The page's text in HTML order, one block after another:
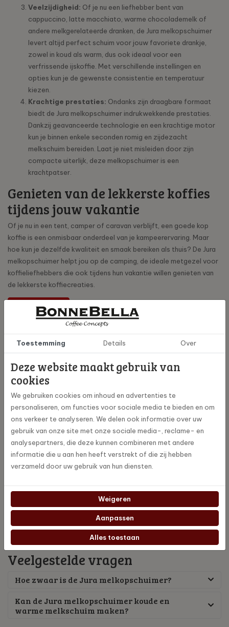
Veelzijdigheid: Of je nu een liefhebber bent van
cappuccino, latte macchiato, warme chocolademelk of
andere melkgerelateerde dranken, de Jura melkopschuimer
levert altijd perfect schuim voor jouw favoriete drankje,
zowel in koud als warm, dus ook ideaal voor een
verfrissende ijskoffie. Met verschillende instellingen en
opties kun je de gewenste consistentie en temperatuur
kiezen.
Krachtige prestaties: Ondanks zijn draagbare formaat
biedt de Jura melkopschuimer indrukwekkende prestaties.
Dankzij geavanceerde technologie en een krachtige motor
kun je binnen enkele seconden romig en zijdezacht
melkschuim bereiden. Laat je niet misleiden door zijn
compacte uiterlijk, deze melkopschuimer is een
krachtpatser.
Genieten van de lekkerste koffies
tijdens jouw vakantie
Of je nu in een tent, camper of caravan verblijft, een goede kop
koffie is een onmisbaar onderdeel van je kampeerervaring. Maar
hoe kun je dezelfde kwaliteit en smaak bereiken als thuis? De Jura
melkopschuimer helpt jou op de camping, de ideale metgezel voor
koffieliefhebbers die ook tijdens hun vakantie willen genieten van
de lekkerste koffiecreaties.
Bekijk product
Bericht delen
Interessant
Koffiemachine schoonmaken voor vakantie
Jura WE6 vs WE8
Dit kun je met de Jura Melkopschuimer maken
Veelgestelde vragen
Hoe zwaar is de Jura melkopschuimer?
Kan de Jura melkopschuimer koude en
warme melkschuim maken?
Toestemming Details Over
Deze website maakt gebruik van
cookies
We gebruiken cookies om inhoud en advertenties te
personaliseren, om functies voor sociale media te bieden en om
ons verkeer te analyseren. We delen ook informatie over uw
gebruik van onze site met onze sociale media-, reclame- en
analysepartners, die deze kunnen combineren met andere
informatie die u aan hen heeft verstrekt of die zij hebben
verzameld door uw gebruik van hun diensten.
Weigeren
Aanpassen
Alles toestaan